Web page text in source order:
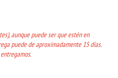
aunque puede ser que estén en
puede de aproximadamente 15 días.